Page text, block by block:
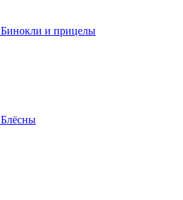
Бинокли и прицелы
Блёсны